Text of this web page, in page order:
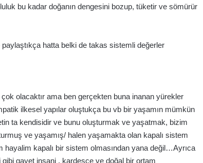
bu kadar doğanın dengesini bozup, tüketir ve sömürür
hatta belki de takas sistemli değerler
olacaktır ama ben gerçekten buna inanan yürekler
ilkesel yapılar oluştukça bu vb bir yaşamın mümkün
ta kendisidir ve bunu oluşturmak ve yaşatmak, bizim
ve yaşamış/ halen yaşamakta olan kapalı sistem
hayalim kapalı bir sistem olmasından yana değil…Ayrıca
gayet insani , kardeşçe ve doğal bir ortam